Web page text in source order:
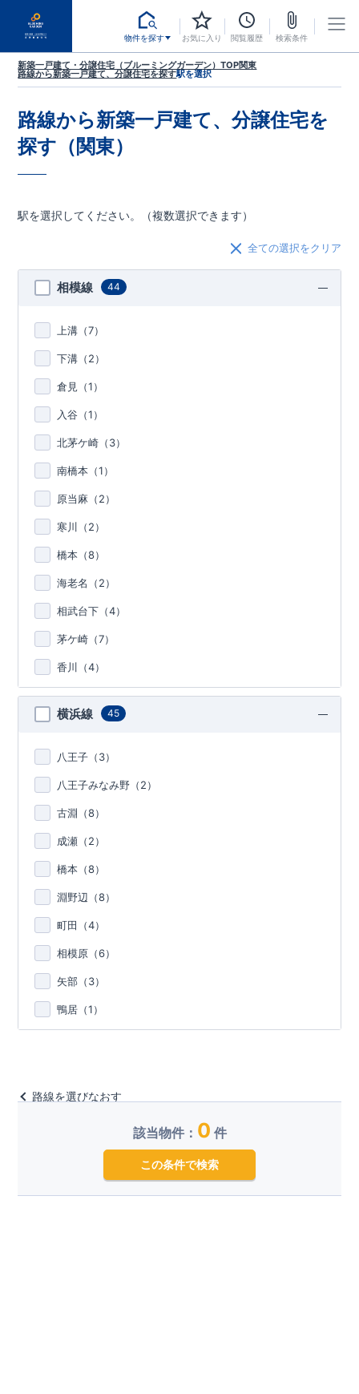
物件を探す お気に入り 閲覧履歴 検索条件
新築一戸建て・分譲住宅（ブルーミングガーデン）TOP関東
路線から新築一戸建て、分譲住宅を探す駅を選択
路線から新築一戸建て、分譲住宅を
探す（関東）
駅を選択してください。（複数選択できます）
全ての選択をクリア
相模線 44
上溝（7）
下溝（2）
倉見（1）
入谷（1）
北茅ケ崎（3）
南橋本（1）
原当麻（2）
寒川（2）
橋本（8）
海老名（2）
相武台下（4）
茅ケ崎（7）
香川（4）
横浜線 45
八王子（3）
八王子みなみ野（2）
古淵（8）
成瀬（2）
橋本（8）
淵野辺（8）
町田（4）
相模原（6）
矢部（3）
鴨居（1）
路線を選びなおす
該当物件： 0 件
この条件で検索